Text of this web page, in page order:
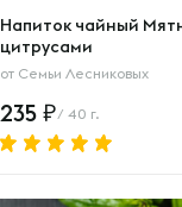
Напиток чайный
цитрусами
от Семьи Лесниковых
235 / 40 г.